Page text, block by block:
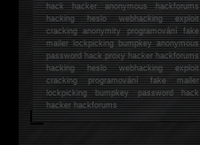
hackhacker anonymous hackforums
hackingheslo webhacking exploit
cracking anonymity programování fake
mailer lockpicking bumpkey anonymous
password hack proxy hacker hackforums
hacking heslo webhacking exploit
cracking programování fake mailer
lockpicking bumpkey password hack
hackerhackforums